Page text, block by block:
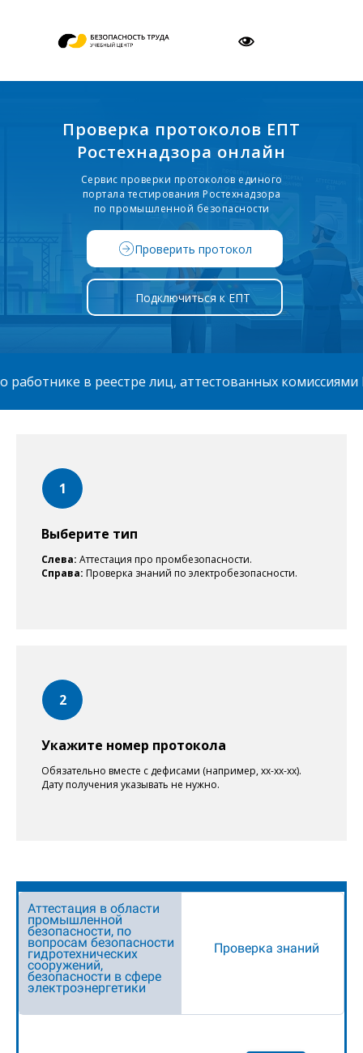
Проверка протоколов ЕПТ
Ростехнадзора онлайн
Сервис проверки протоколов единого
портала тестирования Ростехнадзора
по промышленной безопасности
Проверить протокол
Подключиться к ЕПТ
в реестре лиц, аттестованных комиссиями
Выберите тип
Слева: Аттестация про промбезопасности.
Справа: Проверка знаний по электробезопасности.
Укажите номер протокола
Обязательно вместе с дефисами (например, xx-xx-xx).
Дату получения указывать не нужно.